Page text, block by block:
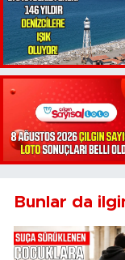
Bunlar da